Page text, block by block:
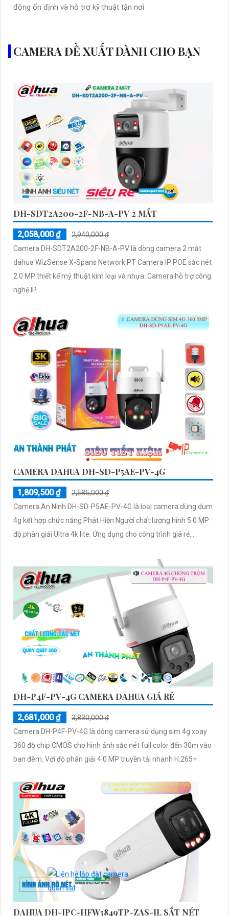
động ổn định và hỗ trợ kỹ thuật tận nơi
CAMERA ĐỀ XUẤT DÀNH CHO BẠN
DH-SDT2A200-2F-NB-A-PV 2 MẮT
2,058,000 ₫
2,940,000 ₫
Camera DH-SDT2A200-2F-NB-A-PV là dòng camera 2 mắt
dahua WizSense X-Spans Network PT Camera IP POE sắc nét
2.0 MP thiết kế mỹ thuật kim loại và nhựa. Camera hỗ trợ công
nghệ IP...
CAMERA DAHUA DH-SD-P5AE-PV-4G
1,809,500 ₫
2,585,000 ₫
Camera An Ninh DH-SD-P5AE-PV-4G là loại camera dùng dum
4g kết hợp chức năng Phát Hiện Người chất lượng hình 5.0 MP
độ phân giải Ultra 4k lite. Ứng dụng cho công trình giá rẻ...
DH-P4F-PV-4G CAMERA DAHUA GIÁ RẺ
2,681,000 ₫
3,830,000 ₫
Camera DH-P4F-PV-4G là dòng camera sử dụng sim 4g xoay
360 độ chip CMOS cho hình ảnh sắc nét full color đến 30m vào
ban đêm. Với độ phân giải 4.0 MP truyền tải nhanh H.265+
DAHUA DH-IPC-HFW3849TP-ZAS-IL SẮT NÉT